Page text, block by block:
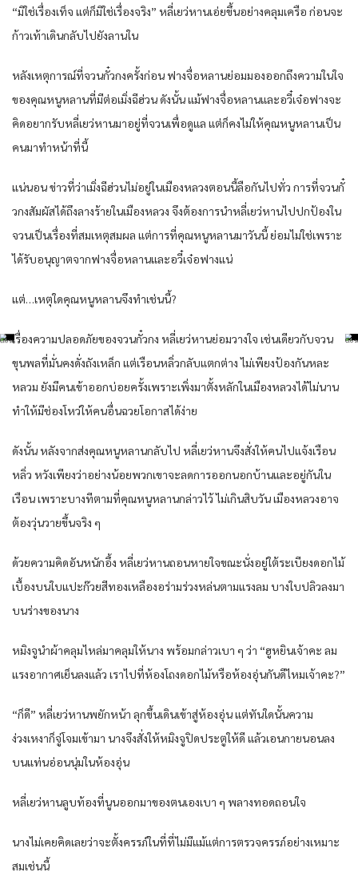
“มิใช่เรื่องเท็จ แต่ก็มิใช่เรื่องจริง” หลี่เยว่หานเอ่ยขึ้นอย่างคลุมเครือ ก่อนจะ
ก้าวเท้าเดินกลับไปยังลานใน
หลังเหตุการณ์ที่จวนกั๋วกงครั้งก่อน ฟางจื่อหลานย่อมมองออกถึงความในใจ
ของคุณหนูหลานที่มีต่อเมิ่งฉีฮ่วน ดังนั้น แม้ฟางจื่อหลานและอวี๋เจ๋อฟางจะ
คิดอยากรับหลี่เยว่หานมาอยู่ที่จวนเพื่อดูแล แต่ก็คงไม่ให้คุณหนูหลานเป็น
คนมาทำหน้าที่นี้
แน่นอน ข่าวที่ว่าเมิ่งฉีฮ่วนไม่อยู่ในเมืองหลวงตอนนี้ลือกันไปทั่ว การที่จวนกั๋
วกงสัมผัสได้ถึงลางร้ายในเมืองหลวง จึงต้องการนำหลี่เยว่หานไปปกป้องใน
จวนเป็นเรื่องที่สมเหตุสมผล แต่การที่คุณหนูหลานมาวันนี้ ย่อมไม่ใช่เพราะ
ได้รับอนุญาตจากฟางจื่อหลานและอวี๋เจ๋อฟางแน่
แต่…เหตุใดคุณหนูหลานจึงทำเช่นนี้?
เรื่องความปลอดภัยของจวนกั๋วกง หลี่เยว่หานย่อมวางใจ เช่นเดียวกับจวน
ขุนพลที่มั่นคงดั่งถังเหล็ก แต่เรือนหลิ่วกลับแตกต่าง ไม่เพียงป้องกันหละ
หลวม ยังมีคนเข้าออกบ่อยครั้งเพราะเพิ่งมาตั้งหลักในเมืองหลวงได้ไม่นาน
ทำให้มีช่องโหว่ให้คนอื่นฉวยโอกาสได้ง่าย
ดังนั้น หลังจากส่งคุณหนูหลานกลับไป หลี่เยว่หานจึงสั่งให้คนไปแจ้งเรือน
หลิ่ว หวังเพียงว่าอย่างน้อยพวกเขาจะลดการออกนอกบ้านและอยู่กันใน
เรือน เพราะบางทีตามที่คุณหนูหลานกล่าวไว้ ไม่เกินสิบวัน เมืองหลวงอาจ
ต้องวุ่นวายขึ้นจริง ๆ
ด้วยความคิดอันหนักอึ้ง หลี่เยว่หานถอนหายใจขณะนั่งอยู่ใต้ระเบียงดอกไม้
เบื้องบนใบแปะก๊วยสีทองเหลืองอร่ามร่วงหล่นตามแรงลม บางใบปลิวลงมา
บนร่างของนาง
หมิงจูนำผ้าคลุมไหล่มาคลุมให้นาง พร้อมกล่าวเบา ๆ ว่า “ฮูหยินเจ้าคะ ลม
แรงอากาศเย็นลงแล้ว เราไปที่ห้องโถงดอกไม้หรือห้องอุ่นกันดีไหมเจ้าคะ?”
“ก็ดี” หลี่เยว่หานพยักหน้า ลุกขึ้นเดินเข้าสู่ห้องอุ่น แต่ทันใดนั้นความ
ง่วงเหงาก็จู่โจมเข้ามา นางจึงสั่งให้หมิงจูปิดประตูให้ดี แล้วเอนกายนอนลง
บนแท่นอ่อนนุ่มในห้องอุ่น
หลี่เยว่หานลูบท้องที่นูนออกมาของตนเองเบา ๆ พลางทอดถอนใจ
นางไม่เคยคิดเลยว่าจะตั้งครรภ์ในที่ที่ไม่มีแม้แต่การตรวจครรภ์อย่างเหมาะ
สมเช่นนี้